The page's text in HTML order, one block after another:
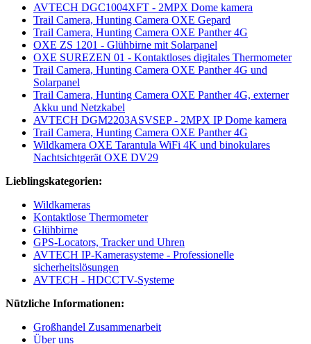
AVTECH DGC1004XFT - 2MPX Dome kamera
Trail Camera, Hunting Camera OXE Gepard
Trail Camera, Hunting Camera OXE Panther 4G
OXE ZS 1201 - Glühbirne mit Solarpanel
OXE SUREZEN 01 - Kontaktloses digitales Thermometer
Trail Camera, Hunting Camera OXE Panther 4G und
Solarpanel
Trail Camera, Hunting Camera OXE Panther 4G, externer
Akku und Netzkabel
AVTECH DGM2203ASVSEP - 2MPX IP Dome kamera
Trail Camera, Hunting Camera OXE Panther 4G
Wildkamera OXE Tarantula WiFi 4K und binokulares
Nachtsichtgerät OXE DV29
Lieblingskategorien:
Wildkameras
Kontaktlose Thermometer
Glühbirne
GPS-Locators, Tracker und Uhren
AVTECH IP-Kamerasysteme - Professionelle
sicherheitslösungen
AVTECH - HDCCTV-Systeme
Nützliche Informationen:
Großhandel Zusammenarbeit
Über uns